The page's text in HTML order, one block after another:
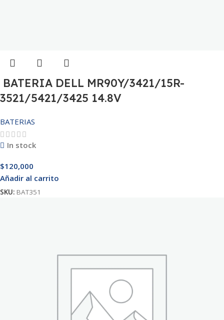
BATERIA DELL MR90Y/3421/15R-
3521/5421/3425 14.8V
BATERIAS
In stock
$120,000
Añadir al carrito
SKU: BAT351